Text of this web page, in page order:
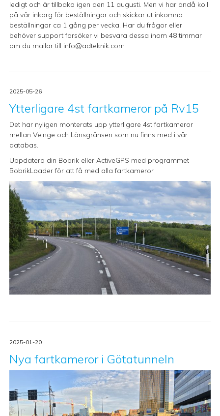
ledigt och är tillbaka igen den 11 augusti. Men vi har ändå koll
på vår inkorg för beställningar och skickar ut inkomna
beställningar ca 1 gång per vecka. Har du frågor eller
behöver support försöker vi besvara dessa inom 48 timmar
om du mailar till info@adteknik.com
2025-05-26
Ytterligare 4st fartkameror på Rv15
Det har nyligen monterats upp ytterligare 4st fartkameror
mellan Veinge och Länsgränsen som nu finns med i vår
databas.
Uppdatera din Bobrik eller ActiveGPS med programmet
BobrikLoader för att få med alla fartkameror
2025-01-20
Nya fartkameror i Götatunneln